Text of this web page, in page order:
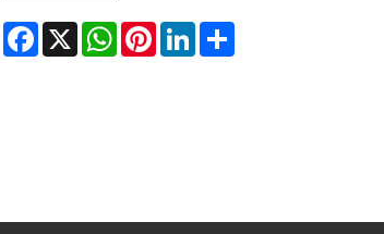
Facebook WhatsAppPinterestLinkedIn